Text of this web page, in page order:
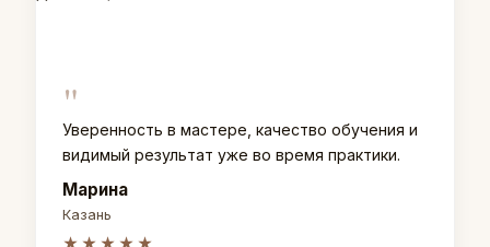
"
Уверенность в мастере, качество обучения и
видимый результат уже во время практики.
Марина
Казань